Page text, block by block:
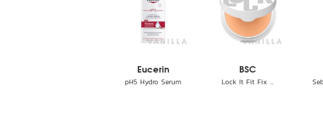
Eucerin
pH5 Hydro Serum
BSC
Lock It Fit Fix ...